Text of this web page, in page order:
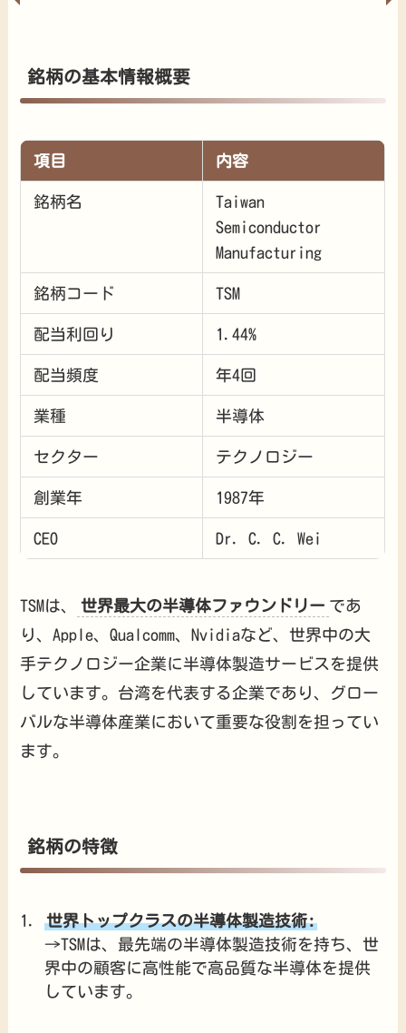
銘柄の基本情報概要
項目 内容
銘柄名
Taiwan
Semiconductor
Manufacturing
銘柄コード TSM
配当利回り 1.44%
配当頻度 年4回
業種 半導体
セクター テクノロジー
創業年 1987年
CEO Dr. C. C. Wei
TSMは、 世界最大の半導体ファウンドリー であ
り、Apple、Qualcomm、Nvidiaなど、世界中の大
手テクノロジー企業に半導体製造サービスを提供
しています。台湾を代表する企業であり、グロー
バルな半導体産業において重要な役割を担ってい
ます。
銘柄の特徴
世界トップクラスの半導体製造技術:
→TSMは、最先端の半導体製造技術を持ち、世
界中の顧客に高性能で高品質な半導体を提供
しています。